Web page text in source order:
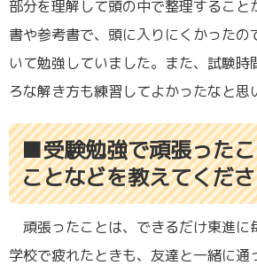
部分を理解して頭の中で整理すること
書や参考書で、頭に入りにくかったの
いて勉強していました。また、試験時
ろな解き方も練習してよかったなと思
■受験勉強で頑張った
ことなどを教えてくだ
頑張ったことは、できるだけ東進に
学校で疲れたときも、友達と一緒に通